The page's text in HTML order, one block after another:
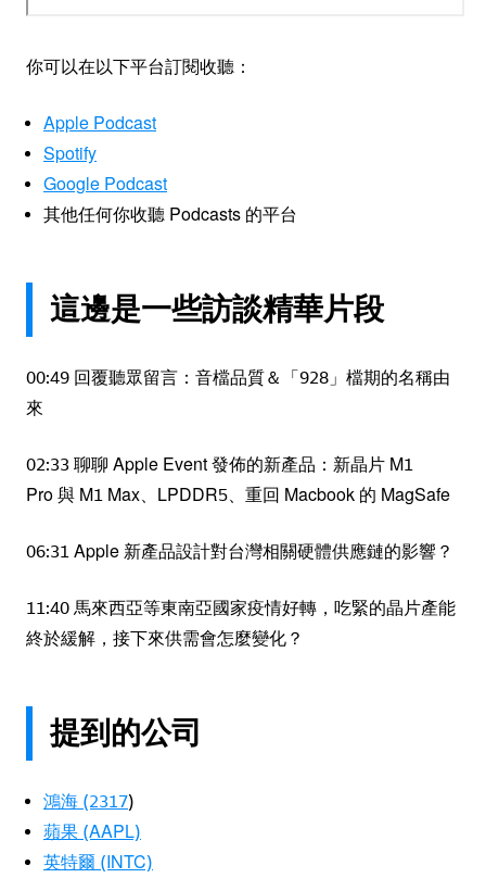
你可以在以下平台訂閱收聽：
Apple Podcast
Spotify
Google Podcast
其他任何你收聽 Podcasts 的平台
這邊是一些訪談精華片段
00:49 回覆聽眾留言：音檔品質＆「928」檔期的名稱由
來
02:33 聊聊 Apple Event 發佈的新產品：新晶片 M1
Pro 與 M1 Max、LPDDR5、重回 Macbook 的 MagSafe
06:31 Apple 新產品設計對台灣相關硬體供應鏈的影響？
11:40 馬來西亞等東南亞國家疫情好轉，吃緊的晶片產能
終於緩解，接下來供需會怎麼變化？
提到的公司
鴻海 (2317)
蘋果 (AAPL)
英特爾 (INTC)